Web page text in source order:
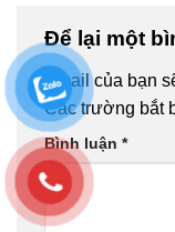
Để lại một
Email của bạn
Các trường bắt
Bình luận *